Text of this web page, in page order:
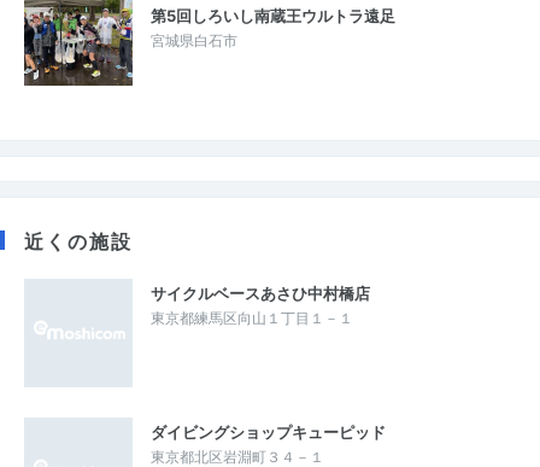
第5回しろいし南蔵王ウルトラ遠足
宮城県白石市
近くの施設
サイクルベースあさひ中村橋店
東京都練馬区向山１丁目１－１
ダイビングショップキューピッド
東京都北区岩淵町３４－１